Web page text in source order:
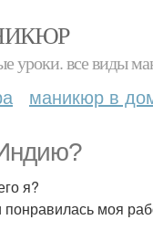
уроки. все виды
маникюр в
я?
моя